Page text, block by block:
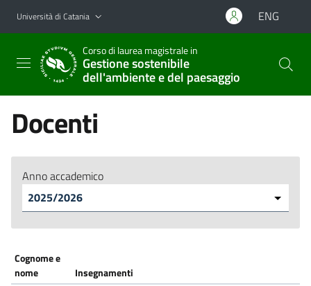
Vai al contenuto principale
Vai al menu di navigazione
Università di Catania ENG
Corso di laurea magistrale in
Gestione sostenibile
dell'ambiente e del paesaggio
Docenti
Anno accademico
Cognome e
nome
Insegnamenti